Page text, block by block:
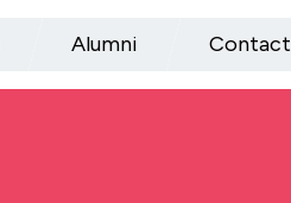
Alumni Contact